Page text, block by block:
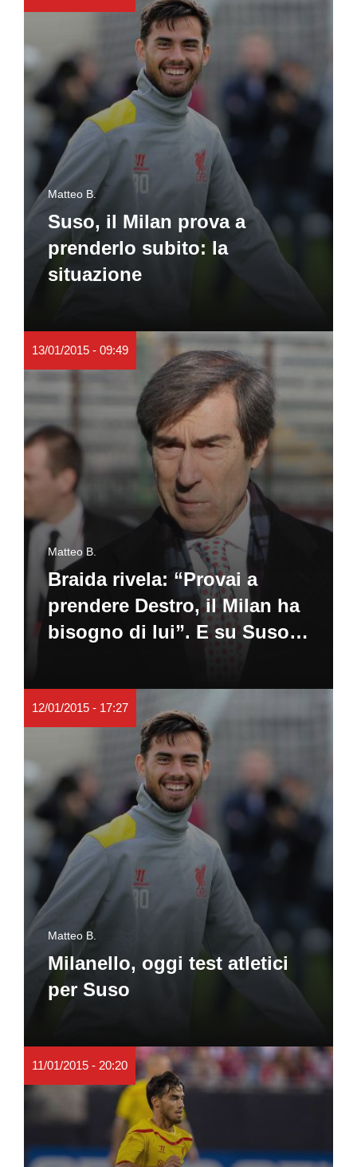
Matteo B.
Suso, il Milan prova a
prenderlo subito: la
situazione
13/01/2015 - 09:49
Matteo B.
Braida rivela: “Provai a
prendere Destro, il Milan ha
bisogno di lui”. E su Suso…
12/01/2015 - 17:27
Matteo B.
Milanello, oggi test atletici
per Suso
11/01/2015 - 20:20